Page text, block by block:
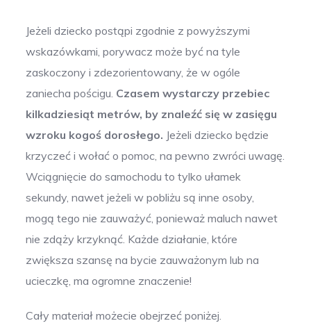
Jeżeli dziecko postąpi zgodnie z powyższymi
wskazówkami, porywacz może być na tyle
zaskoczony i zdezorientowany, że w ogóle
zaniecha pościgu. Czasem wystarczy przebiec
kilkadziesiąt metrów, by znaleźć się w zasięgu
wzroku kogoś dorosłego. Jeżeli dziecko będzie
krzyczeć i wołać o pomoc, na pewno zwróci uwagę.
Wciągnięcie do samochodu to tylko ułamek
sekundy, nawet jeżeli w pobliżu są inne osoby,
mogą tego nie zauważyć, ponieważ maluch nawet
nie zdąży krzyknąć. Każde działanie, które
zwiększa szansę na bycie zauważonym lub na
ucieczkę, ma ogromne znaczenie!
Cały materiał możecie obejrzeć poniżej.